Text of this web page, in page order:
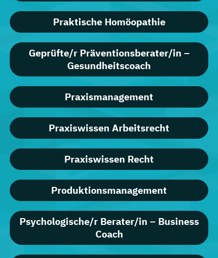
Praktische Homöopathie
Geprüfte/r Präventionsberater/in –
Gesundheitscoach
Praxismanagement
Praxiswissen Arbeitsrecht
Praxiswissen Recht
Produktionsmanagement
Psychologische/r Berater/in – Business
Coach